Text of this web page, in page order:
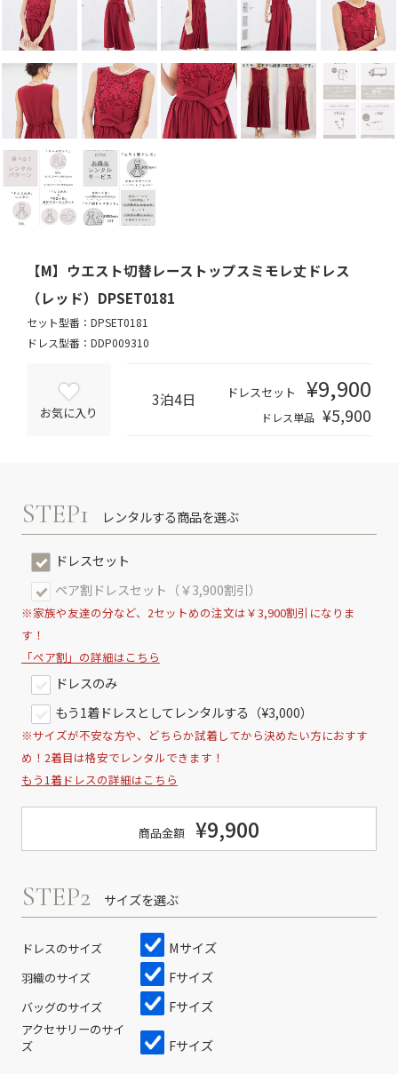
【M】ウエスト切替レーストップスミモレ丈ドレス
（レッド）DPSET0181
セット型番：DPSET0181
ドレス型番：DDP009310
お気に入り
3泊4日 ドレスセット ¥9,900
ドレス単品 ¥5,900
STEP1 レンタルする商品を選ぶ
ドレスセット
ペア割ドレスセット（￥3,900割引）
※家族や友達の分など、2セットめの注文は￥3,900割引になりま
す！
「ペア割」の詳細はこちら
ドレスのみ
もう1着ドレスとしてレンタルする（¥3,000）
※サイズが不安な方や、どちらか試着してから決めたい方におすす
め！2着目は格安でレンタルできます！
もう1着ドレスの詳細はこちら
商品金額 ¥9,900
STEP2 サイズを選ぶ
ドレスのサイズ Mサイズ
羽織のサイズ Fサイズ
バッグのサイズ Fサイズ
アクセサリーのサイ
ズ
Fサイズ